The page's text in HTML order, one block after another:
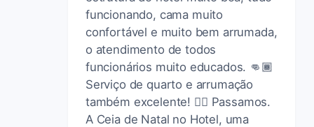
funcionando, cama muito
confortável e muito bem arrumada,
o atendimento de todos
funcionários muito educados. 👊🏾
Serviço de quarto e arrumação
também excelente! 👍🏾 Passamos.
A Ceia de Natal no Hotel, uma